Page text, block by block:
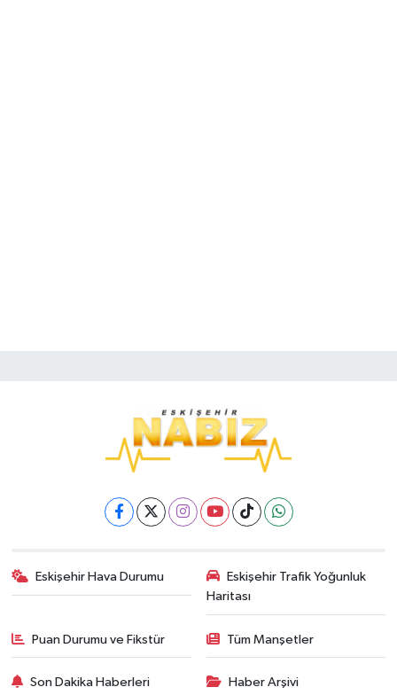
Eskişehir Hava Durumu
Eskişehir Trafik Yoğunluk
Haritası
Puan Durumu ve Fikstür Tüm Manşetler
Son Dakika Haberleri Haber Arşivi